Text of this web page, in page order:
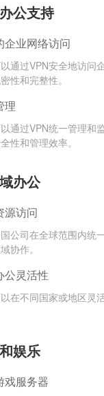
公支持
企业网络访问
通过VPN安全地访问
性和完整性。
理
通过VPN统一管理和
性和管理效率。
办公
源访问
公司在全球范围内统
协作。
公灵活性
在不同国家或地区灵
娱乐
戏服务器